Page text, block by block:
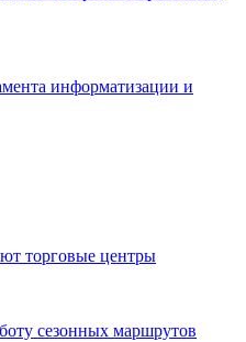
информатизации и
торговые центры
сезонных маршрутов